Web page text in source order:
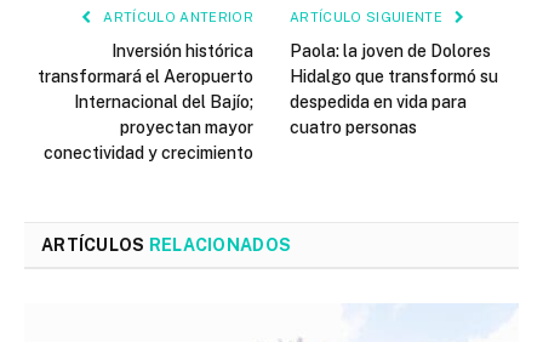
ARTÍCULO ANTERIOR
Inversión histórica
transformará el Aeropuerto
Internacional del Bajío;
proyectan mayor
conectividad y crecimiento
ARTÍCULO SIGUIENTE
Paola: la joven de Dolores
Hidalgo que transformó su
despedida en vida para
cuatro personas
ARTÍCULOS RELACIONADOS